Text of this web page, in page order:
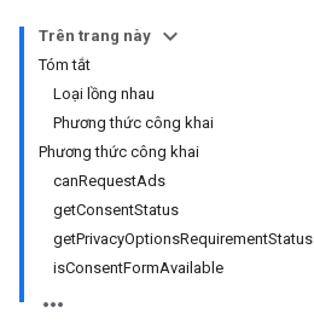
Trên trang này
Tóm tắt
Loại lồng nhau
Phương thức công khai
Phương thức công khai
canRequestAds
getConsentStatus
getPrivacyOptionsRequirementStatus
isConsentFormAvailable